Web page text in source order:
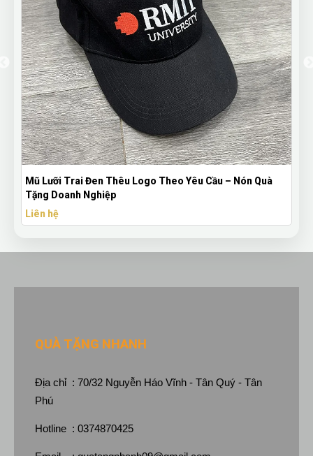
Mũ Lưỡi Trai Đen Thêu Logo Theo Yêu Cầu – Nón Quà
Tặng Doanh Nghiệp
Liên hệ
QUÀ TẶNG NHANH
Địa chỉ : 70/32 Nguyễn Háo Vĩnh - Tân Quý - Tân
Phú
Hotline : 0374870425